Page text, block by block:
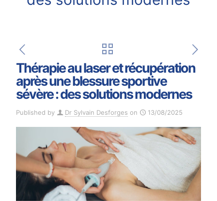
Thérapie au laser et récupération
après une blessure sportive
sévère : des solutions modernes
Published by Dr Sylvain Desforges on 13/08/2025